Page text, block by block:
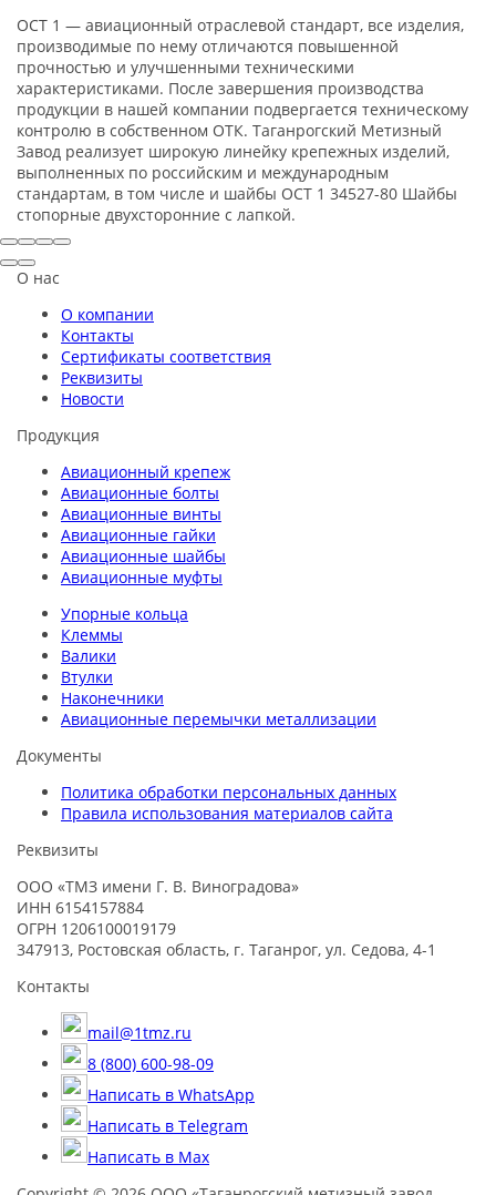
ОСТ 1 — авиационный отраслевой стандарт, все изделия,
производимые по нему отличаются повышенной
прочностью и улучшенными техническими
характеристиками. После завершения производства
продукции в нашей компании подвергается техническому
контролю в собственном ОТК. Таганрогский Метизный
Завод реализует широкую линейку крепежных изделий,
выполненных по российским и международным
стандартам, в том числе и шайбы ОСТ 1 34527-80 Шайбы
стопорные двухсторонние с лапкой.
О нас
О компании
Контакты
Сертификаты соответствия
Реквизиты
Новости
Продукция
Авиационный крепеж
Авиационные болты
Авиационные винты
Авиационные гайки
Авиационные шайбы
Авиационные муфты
Упорные кольца
Клеммы
Валики
Втулки
Наконечники
Авиационные перемычки металлизации
Документы
Политика обработки персональных данных
Правила использования материалов сайта
Реквизиты
ООО «ТМЗ имени Г. В. Виноградова»
ИНН 6154157884
ОГРН 1206100019179
347913, Ростовская область, г. Таганрог, ул. Седова, 4-1
Контакты
mail@1tmz.ru
8 (800) 600-98-09
Написать в WhatsApp
Написать в Telegram
Написать в Max